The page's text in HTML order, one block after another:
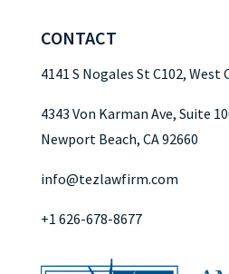
CONTACT
4141 S Nogales St C102, West
4343 Von Karman Ave, Suite
Newport Beach, CA 92660
info@tezlawfirm.com
+1 626-678-8677